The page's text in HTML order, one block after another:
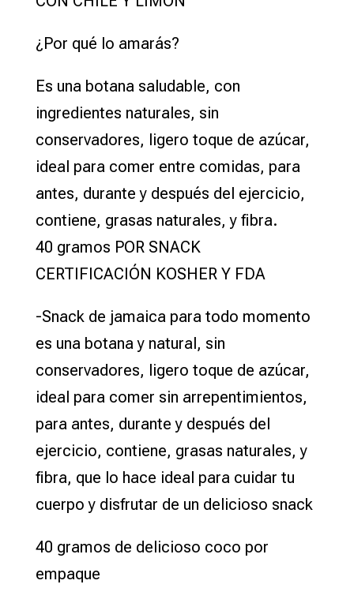
¿Por qué lo amarás?
Es una botana saludable, con
ingredientes naturales, sin
conservadores, ligero toque de azúcar,
ideal para comer entre comidas, para
antes, durante y después del ejercicio,
contiene, grasas naturales, y fibra.
40 gramos POR SNACK
CERTIFICACIÓN KOSHER Y FDA
-Snack de jamaica para todo momento
es una botana y natural, sin
conservadores, ligero toque de azúcar,
ideal para comer sin arrepentimientos,
para antes, durante y después del
ejercicio, contiene, grasas naturales, y
fibra, que lo hace ideal para cuidar tu
cuerpo y disfrutar de un delicioso snack
40 gramos de delicioso coco por
empaque